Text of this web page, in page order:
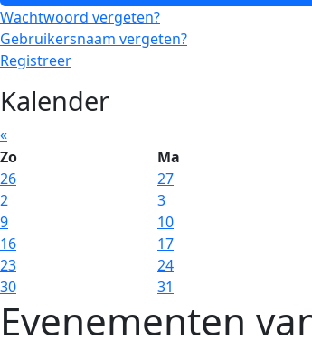
Wachtwoord vergeten?
Gebruikersnaam vergeten?
Registreer
Kalender
«
Zo
Ma
26
27
2
3
9
10
16
17
23
24
30
31
Evenementen